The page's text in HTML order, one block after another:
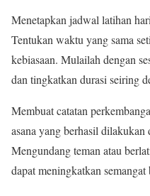
Menetapkan jadwal latihan
Tentukan waktu yang sama
kebiasaan. Mulailah dengan
dan tingkatkan durasi seiring
Membuat catatan
asana yang berhasil dilakukan
Mengundang teman atau
dapat meningkatkan semangat